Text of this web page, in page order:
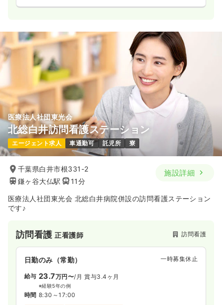
医療法人社団東光会
北総白井訪問看護ステーション
エージェント求人 車通勤可 託児所 寮
千葉県白井市根331-2
鎌ヶ谷大仏駅
11分
施設詳細
医療法人社団東光会 北総白井病院併設の訪問看護ステーション
です♪
訪問看護正看護師 訪問看護
日勤のみ（常勤） 一時募集休止
給与 23.7万円〜/月 賞与3.4ヶ月
※経験5年の例
時間 8:30～17:00